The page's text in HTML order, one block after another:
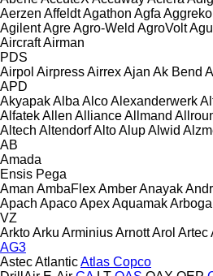
Aerzen AffeldtAgathon Agfa Aggreko
AgilentAgreAgro-Weld AgroVolt
AircraftAirman
PDS
Airpol AirpressAirrexAjan Ak Bend
APD
AkyapakAlba AlcoAlexanderwerk
AlfatekAllen AllianceAllmand
Altech AltendorfAltoAlupAlwid
AB
Amada
Ensis Pega
Aman AmbaFlexAmberAnayak
Apach ApacoApexAquamakArboga
VZ
ArktoArku ArminiusArnottArol Artec
AG3
AstecAtlanticAtlas Copco